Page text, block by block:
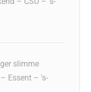
slimme
Essent – 's-